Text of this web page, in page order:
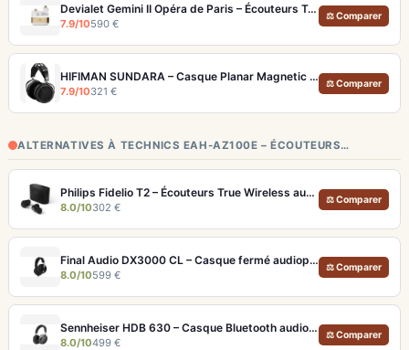
Devialet Gemini II Opéra de Paris – Écouteurs True Wireless audiophiles plaqués or
7.9/10590 €
⚖ Comparer
HIFIMAN SUNDARA – Casque Planar Magnetic Ouvert Over-Ear Audiophile
7.9/10321 €
⚖ Comparer
ALTERNATIVES À TECHNICS EAH-AZ100E – ÉCOUTEURS…
Philips Fidelio T2 – Écouteurs True Wireless audiophiles avec ANC et autonomie record
8.0/10302 €
⚖ Comparer
Final Audio DX3000 CL – Casque fermé audiophile 4.4mm symétrique
8.0/10599 €
⚖ Comparer
Sennheiser HDB 630 – Casque Bluetooth audiophile 60h avec ANC adaptative
8.0/10499 €
⚖ Comparer